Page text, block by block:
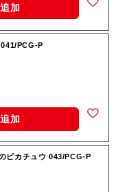
加
041/PCG-P
加
ピカチュウ 043/PCG-P